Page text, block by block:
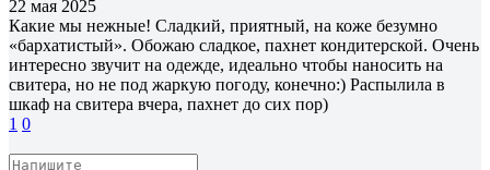
22 мая 2025
Какие мы нежные! Сладкий, приятный, на коже безумно
«бархатистый». Обожаю сладкое, пахнет кондитерской. Очень
интересно звучит на одежде, идеально чтобы наносить на
свитера, но не под жаркую погоду, конечно:) Распылила в
шкаф на свитера вчера, пахнет до сих пор)
1 0